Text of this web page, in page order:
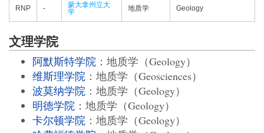
RNP -
蒙大拿州立大
学
地质学 Geology
文理学院
阿默斯特学院 ：地质学（Geology）
维斯理学院 ：地质学（Geosciences）
波莫纳学院 ：地质学（Geology）
明德学院 ：地质学（Geology）
卡尔顿学院 ：地质学（Geology）